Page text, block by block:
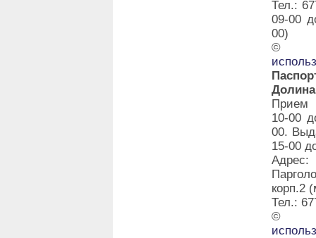
Тел.:
09-00
00)
©
Прием
10-00
00.
15-00
Адрес:
корп.2
Тел.:
©